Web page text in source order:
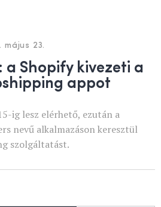
május 23.
Shopify kivezeti a
appot
ig lesz elérhető, ezután a
nevű alkalmazáson keresztül
szolgáltatást.